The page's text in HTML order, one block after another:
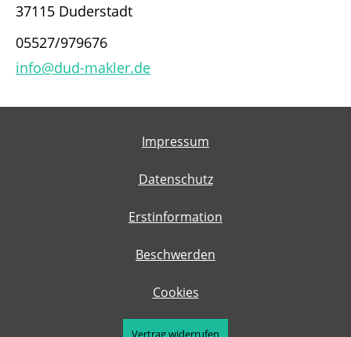
37115 Duderstadt
05527/979676
info@dud-makler.de
Impressum
Datenschutz
Erstinformation
Beschwerden
Cookies
Vertrag widerrufen